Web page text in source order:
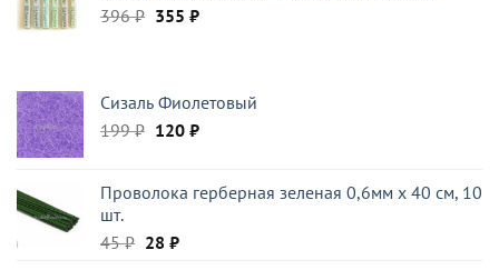
396₽ Первоначальная
355 ₽Текущая
Сизаль Фиолетовый
199₽ Первоначальная
199 ₽.
120 ₽Текущая
Проволока герберная зеленая 0,6мм x 40 см, 10
шт.
45₽ Первоначальная
28 ₽Текущая